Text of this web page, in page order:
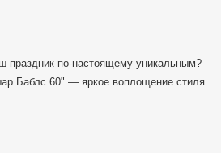
праздник по-настоящему уникальным?
Баблс 60" — яркое воплощение стиля